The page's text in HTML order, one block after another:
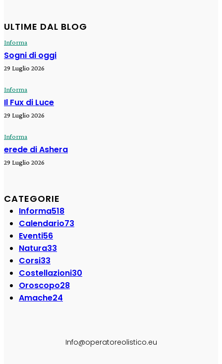
ULTIME DAL BLOG
Informa
Sogni di oggi
29 Luglio 2026
Informa
Il Fux di Luce
29 Luglio 2026
Informa
erede di Ashera
29 Luglio 2026
CATEGORIE
Informa518
Calendario73
Eventi56
Natura33
Corsi33
Costellazioni30
Oroscopo28
Amache24
Info@operatoreolistico.eu